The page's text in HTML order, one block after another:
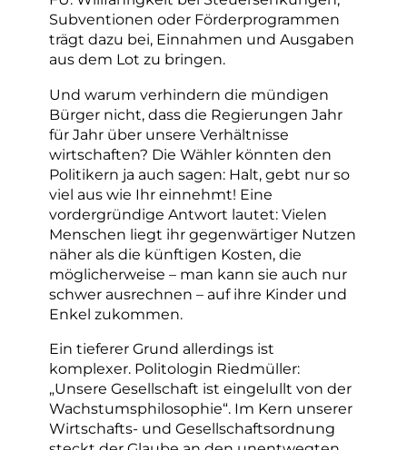
Subventionen oder Förderprogrammen
trägt dazu bei, Einnahmen und Ausgaben
aus dem Lot zu bringen.
Und warum verhindern die mündigen
Bürger nicht, dass die Regierungen Jahr
für Jahr über unsere Verhältnisse
wirtschaften? Die Wähler könnten den
Politikern ja auch sagen: Halt, gebt nur so
viel aus wie Ihr einnehmt! Eine
vordergründige Antwort lautet: Vielen
Menschen liegt ihr gegenwärtiger Nutzen
näher als die künftigen Kosten, die
möglicherweise – man kann sie auch nur
schwer ausrechnen – auf ihre Kinder und
Enkel zukommen.
Ein tieferer Grund allerdings ist
komplexer. Politologin Riedmüller:
„Unsere Gesellschaft ist eingelullt von der
Wachstumsphilosophie“. Im Kern unserer
Wirtschafts- und Gesellschaftsordnung